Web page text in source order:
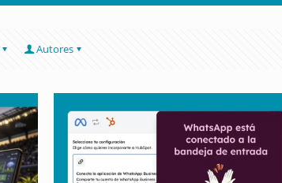
Autores